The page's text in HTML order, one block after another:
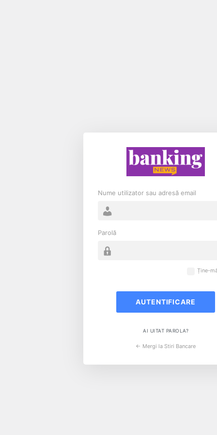
Nume utilizator sau adresă email
Parolă
Ține-
AI UITAT PAROLA?
← Mergi la Stiri Bancare